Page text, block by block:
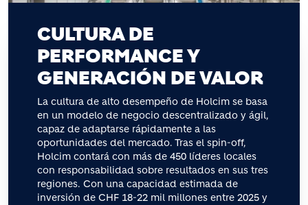
CULTURA DE
PERFORMANCE Y
GENERACIÓN DE VALOR
La cultura de alto desempeño de Holcim se basa
en un modelo de negocio descentralizado y ágil,
capaz de adaptarse rápidamente a las
oportunidades del mercado. Tras el spin-off,
Holcim contará con más de 450 líderes locales
con responsabilidad sobre resultados en sus tres
regiones. Con una capacidad estimada de
inversión de CHF 18-22 mil millones entre 2025 y